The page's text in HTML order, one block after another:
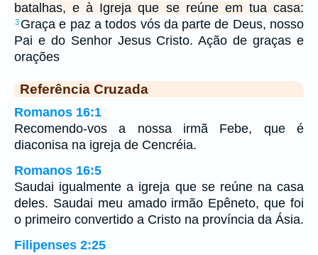
batalhas, e à Igreja que se reúne em tua casa:
3 Graça e paz a todos vós da parte de Deus, nosso
Pai e do Senhor Jesus Cristo. Ação de graças e
orações
Referência Cruzada
Romanos 16:1
Recomendo-vos a nossa irmã Febe, que é
diaconisa na igreja de Cencréia.
Romanos 16:5
Saudai igualmente a igreja que se reúne na casa
deles. Saudai meu amado irmão Epêneto, que foi
o primeiro convertido a Cristo na província da Ásia.
Filipenses 2:25